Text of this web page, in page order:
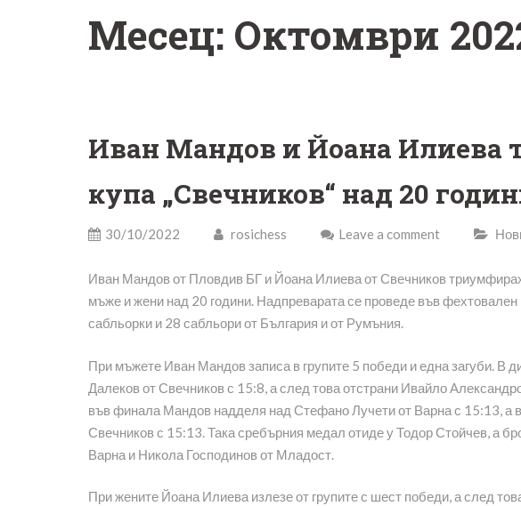
Месец: Октомври
Иван Мандов и Йоана Илиева
купа „Свечников“ над 20
30/10/2022 rosichess Leave a comment
Иван Мандов от Пловдив БГ и Йоана Илиева от Свечников
мъже и жени над 20 години. Надпреварата се проведе във
сабльорки и 28 сабльори от България и от Румъния.
При мъжете Иван Мандов записа в групите 5 победи и една загуби. В
Далеков от Свечников с 15:8, а след това отстрани Ивайло
във финала Мандов надделя над Стефано Лучети от Варна с 15:13, а
Свечников с 15:13. Така сребърния медал отиде у Тодор Стойчев, а
Варна и Никола Господинов от Младост.
При жените Йоана Илиева излезе от групите с шест победи, а след